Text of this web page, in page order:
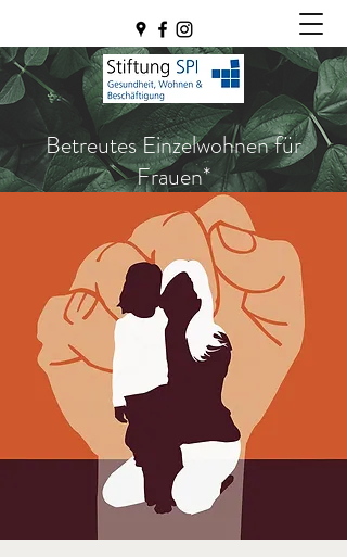
Betreutes Einzelwohnen für
Frauen*